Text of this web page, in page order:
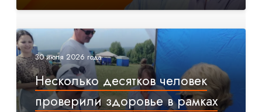
30 июля 2026 года
Несколько десятков человек
проверили здоровье в рамках